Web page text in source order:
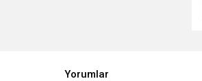
Yorumlar